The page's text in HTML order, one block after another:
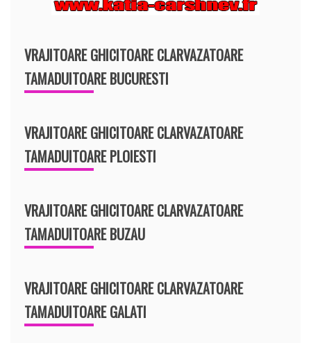
VRAJITOARE GHICITOARE CLARVAZATOARE
TAMADUITOARE BUCURESTI
VRAJITOARE GHICITOARE CLARVAZATOARE
TAMADUITOARE PLOIESTI
VRAJITOARE GHICITOARE CLARVAZATOARE
TAMADUITOARE BUZAU
VRAJITOARE GHICITOARE CLARVAZATOARE
TAMADUITOARE GALATI